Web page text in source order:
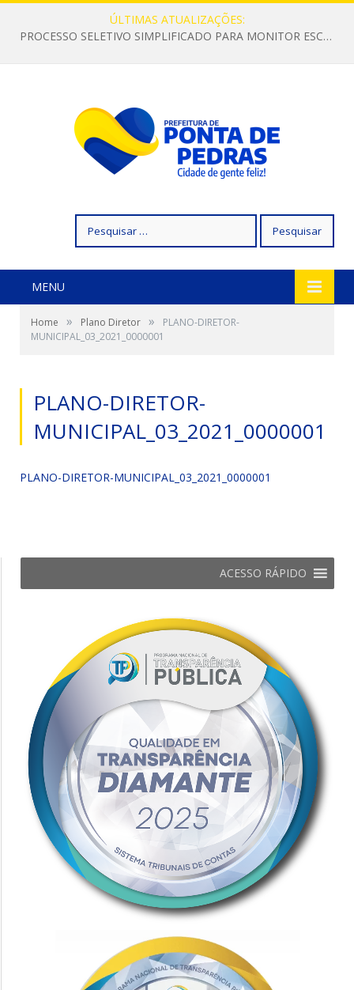
ÚLTIMAS ATUALIZAÇÕES:
PROCESSO SELETIVO SIMPLIFICADO PARA MONITOR ESCOLAR
por:
MENU
Home » Plano Diretor »
PLANO-DIRETOR-
MUNICIPAL_03_2021_0000001
PLANO-DIRETOR-
MUNICIPAL_03_2021_0000001
PLANO-DIRETOR-MUNICIPAL_03_2021_0000001
ACESSO RÁPIDO